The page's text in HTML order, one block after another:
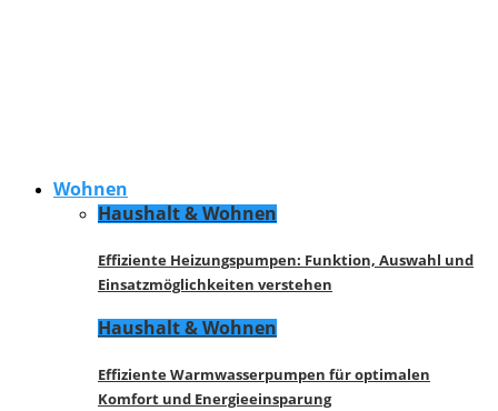
Wohnen
Haushalt & Wohnen
Effiziente Heizungspumpen: Funktion, Auswahl und
Einsatzmöglichkeiten verstehen
Haushalt & Wohnen
Effiziente Warmwasserpumpen für optimalen
Komfort und Energieeinsparung